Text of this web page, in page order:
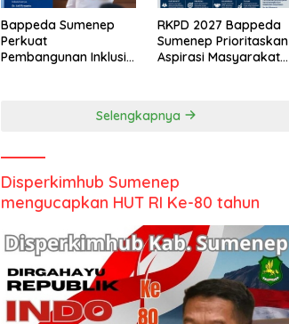
Bappeda Sumenep
Perkuat
Pembangunan Inklusif
RKPD 2027 Bappeda
Sumenep Prioritaskan
Aspirasi Masyarakat
Selengkapnya
Disperkimhub Sumenep
mengucapkan HUT RI Ke-80 tahun